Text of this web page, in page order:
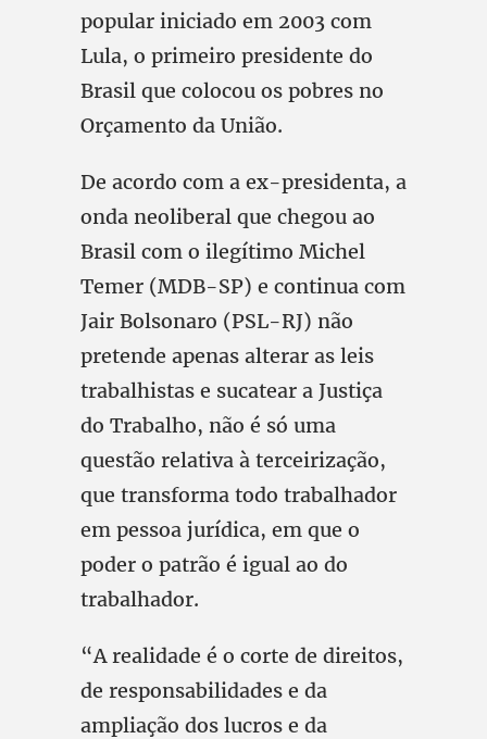
popular iniciado em 2003 com
Lula, o primeiro presidente do
Brasil que colocou os pobres no
Orçamento da União.
De acordo com a ex-presidenta, a
onda neoliberal que chegou ao
Brasil com o ilegítimo Michel
Temer (MDB-SP) e continua com
Jair Bolsonaro (PSL-RJ) não
pretende apenas alterar as leis
trabalhistas e sucatear a Justiça
do Trabalho, não é só uma
questão relativa à terceirização,
que transforma todo trabalhador
em pessoa jurídica, em que o
poder o patrão é igual ao do
trabalhador.
“A realidade é o corte de direitos,
de responsabilidades e da
ampliação dos lucros e da